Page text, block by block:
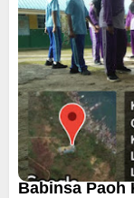
Babinsa Paoh